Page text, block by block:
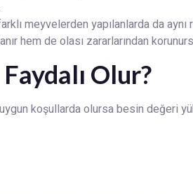
meyvelerden yapılanlarda da
hem de olası zararlarından
Olur?
koşullarda olursa besin değeri